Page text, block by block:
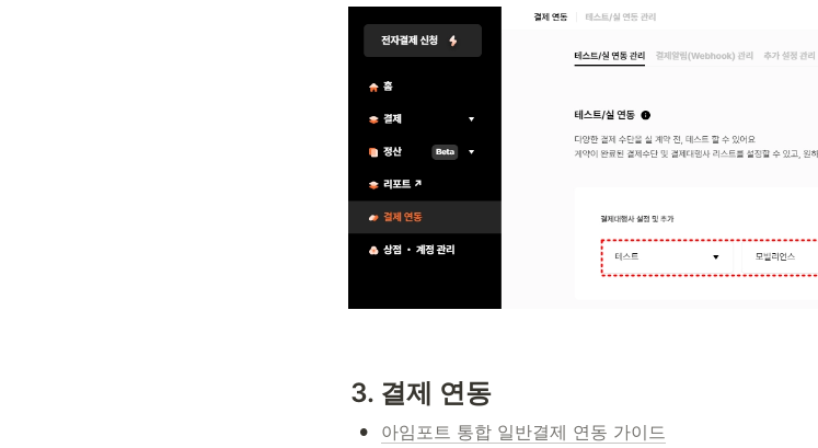
3. 결제 연동
• 아임포트 통합 일반결제 연동 가이드